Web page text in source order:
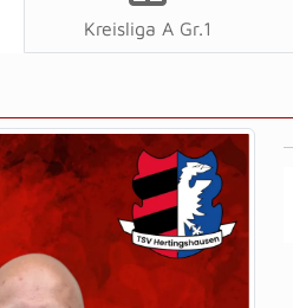
Kreisliga A Gr.1